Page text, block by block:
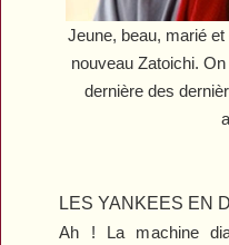
Jeune, beau, marié
nouveau Zatoichi.
dernière des
LES YANKEES EN
Ah ! La machine